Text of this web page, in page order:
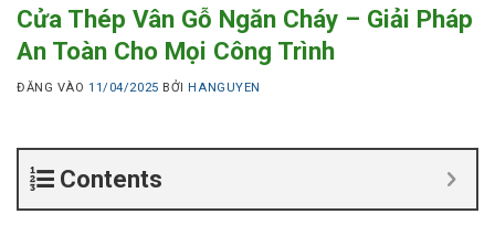
Cửa Thép Vân Gỗ Ngăn Cháy – Giải Pháp
An Toàn Cho Mọi Công Trình
ĐĂNG VÀO11/04/2025 BỞI HANGUYEN
Contents